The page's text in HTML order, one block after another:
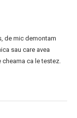
de mic demontam
sau care avea
cheama ca le testez.